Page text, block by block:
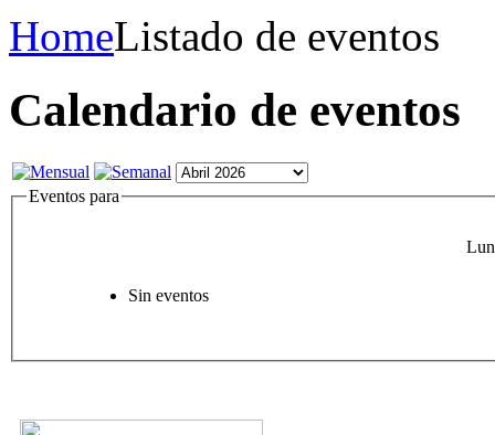
HomeListado de eventos
Calendario de eventos
Eventos para
Sin eventos